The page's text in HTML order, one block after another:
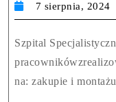
7 sierpnia, 2024
Szpital
na: zakupie i